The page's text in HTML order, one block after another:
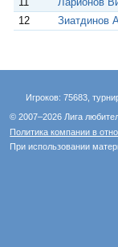
12
Зиатдинов
Игроков: 75683,
© 2007–2026 Лига
Политика компании в
При использовании